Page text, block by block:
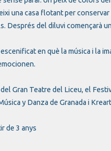
una casa flotant per
Després del diluvi començarà
en què la música i la
Gran Teatre del Liceu, el
y Danza de Granada i
de 3 anys